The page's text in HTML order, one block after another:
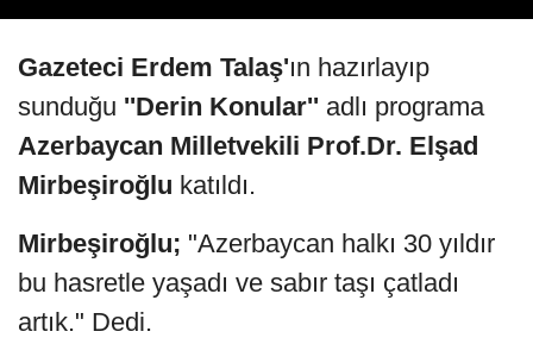
Gazeteci Erdem Talaş'ın hazırlayıp
sunduğu ''Derin Konular'' adlı programa
Azerbaycan Milletvekili Prof.Dr. Elşad
Mirbeşiroğlu katıldı.
Mirbeşiroğlu; "Azerbaycan halkı 30 yıldır
bu hasretle yaşadı ve sabır taşı çatladı
artık." Dedi.